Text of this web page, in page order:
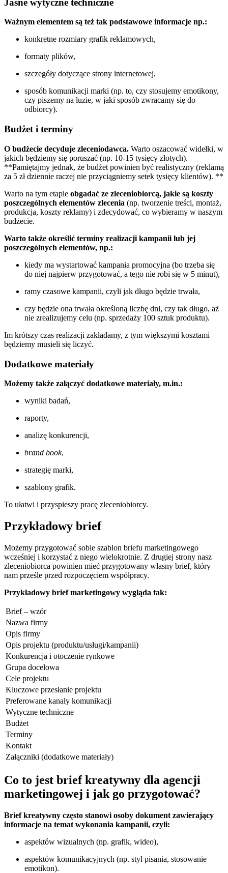
Ważnym elementem są też tak podstawowe informacje np.:
konkretne rozmiary grafik reklamowych,
formaty plików,
szczegóły dotyczące strony internetowej,
sposób komunikacji marki (np. to, czy stosujemy emotikony,
czy piszemy na luzie, w jaki sposób zwracamy się do
odbiorcy).
Budżet i terminy
O budżecie decyduje zleceniodawca. Warto oszacować widełki, w
jakich będziemy się poruszać (np. 10-15 tysięcy złotych).
**Pamiętajmy jednak, że budżet powinien być realistyczny (reklamą
za 5 zł dziennie raczej nie przyciągniemy setek tysięcy klientów). **
Warto na tym etapie obgadać ze zleceniobiorcą, jakie są koszty
poszczególnych elementów zlecenia (np. tworzenie treści, montaż,
produkcja, koszty reklamy) i zdecydować, co wybieramy w naszym
budżecie.
Warto także określić terminy realizacji kampanii lub jej
poszczególnych elementów, np.:
kiedy ma wystartować kampania promocyjna (bo trzeba się
do niej najpierw przygotować, a tego nie robi się w 5 minut),
ramy czasowe kampanii, czyli jak długo będzie trwała,
czy będzie ona trwała określoną liczbę dni, czy tak długo, aż
nie zrealizujemy celu (np. sprzedaży 100 sztuk produktu).
Im krótszy czas realizacji zakładamy, z tym większymi kosztami
będziemy musieli się liczyć.
Dodatkowe materiały
Możemy także załączyć dodatkowe materiały, m.in.:
wyniki badań,
raporty,
analizę konkurencji,
brand book,
strategię marki,
szablony grafik.
To ułatwi i przyspieszy pracę zleceniobiorcy.
Przykładowy brief
Możemy przygotować sobie szablon briefu marketingowego
wcześniej i korzystać z niego wielokrotnie. Z drugiej strony nasz
zleceniobiorca powinien mieć przygotowany własny brief, który
nam prześle przed rozpoczęciem współpracy.
Przykładowy brief marketingowy wygląda tak:
Brief – wzór
Nazwa firmy
Opis firmy
Opis projektu (produktu/usługi/kampanii)
Konkurencja i otoczenie rynkowe
Grupa docelowa
Cele projektu
Kluczowe przesłanie projektu
Preferowane kanały komunikacji
Wytyczne techniczne
Budżet
Terminy
Kontakt
Załączniki (dodatkowe materiały)
Co to jest brief kreatywny dla agencji
marketingowej i jak go przygotować?
Brief kreatywny często stanowi osoby dokument zawierający
informacje na temat wykonania kampanii, czyli:
aspektów wizualnych (np. grafik, wideo),
aspektów komunikacyjnych (np. styl pisania, stosowanie
emotikon).